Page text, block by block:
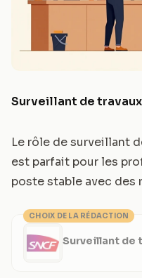
Surveillant de
Le rôle de surveillant
est parfait pour les
poste stable avec des
CHOIX DE LA RÉDACTION
Surveillant de